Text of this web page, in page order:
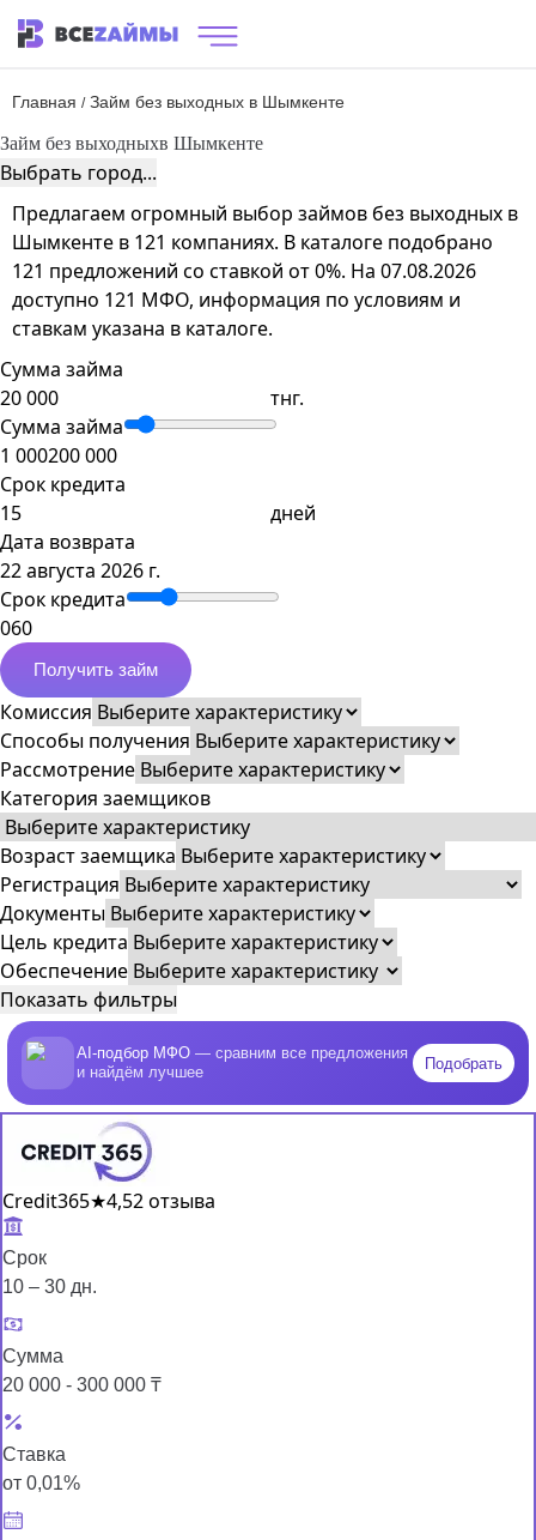
Главная / Займ без выходных в Шымкенте
Займ без выходныхв Шымкенте
Выбрать город...
Предлагаем огромный выбор займов без выходных в
Шымкенте в 121 компаниях. В каталоге подобрано
121 предложений со ставкой от 0%. На 07.08.2026
доступно 121 МФО, информация по условиям и
ставкам указана в каталоге.
Сумма займа
тнг.
Сумма займа
1 000200 000
Срок кредита
дней
Дата возврата
22 августа 2026 г.
Срок кредита
060
Получить займ
Комиссия
Способы получения
Рассмотрение
Категория заемщиков
Возраст заемщика
Регистрация
Документы
Цель кредита
Обеспечение
Показать фильтры
AI-подбор МФО — сравним все предложения
и найдём лучшее
Подобрать
Credit365★4,52 отзыва
Срок
10 – 30 дн.
Сумма
20 000 - 300 000 ₸
Ставка
от 0,01%